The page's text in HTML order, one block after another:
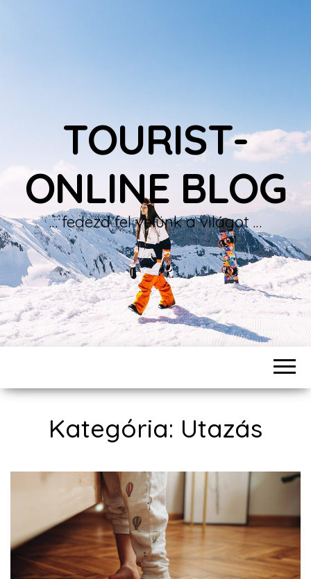
TOURIST-
ONLINE BLOG
… fedezd fel velünk a világot …
Kategória: Utazás